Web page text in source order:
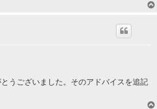
うございました。そのアドバイスを追記